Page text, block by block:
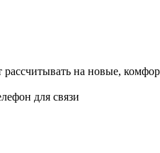
на новые,
для связи